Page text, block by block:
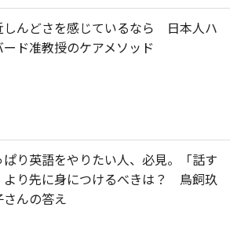
しんどさを感じているなら 日本人ハ
ード准教授のケアメソッド
ぱり英語をやりたい人、必見。「話す
より先に身につけるべきは？ 鳥飼玖
さんの答え